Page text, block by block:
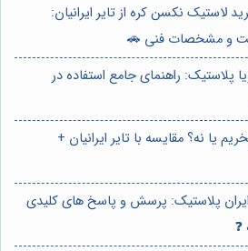
لاستیک نکسن کره از تایر ایرانیان:
و مشخصات فنی 🚗
پلاستیک: راهنمای جامع استفاده در
یا نه؟ مقایسه با تایر ایرانیان +
پلاستیک: پرسش و پاسخ های کلیدی